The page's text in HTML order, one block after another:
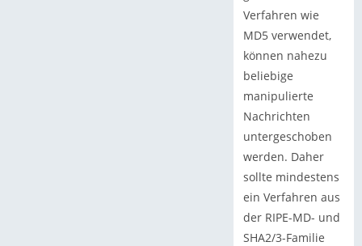
Verfahren wie
MD5 verwendet,
können nahezu
beliebige
manipulierte
Nachrichten
untergeschoben
werden. Daher
sollte mindestens
ein Verfahren aus
der RIPE-MD- und
SHA2/3-Familie